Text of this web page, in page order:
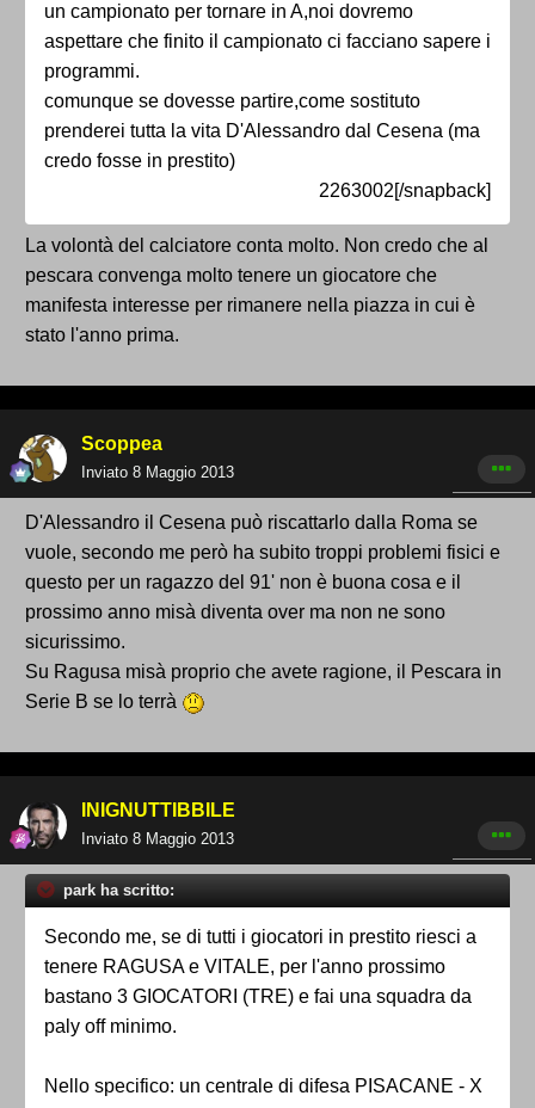
un campionato per tornare in A,noi dovremo
aspettare che finito il campionato ci facciano sapere i
programmi.
comunque se dovesse partire,come sostituto
prenderei tutta la vita D'Alessandro dal Cesena (ma
credo fosse in prestito)
2263002[/snapback]
La volontà del calciatore conta molto. Non credo che al
pescara convenga molto tenere un giocatore che
manifesta interesse per rimanere nella piazza in cui è
stato l'anno prima.
Scoppea
Inviato 8 Maggio 2013
D'Alessandro il Cesena può riscattarlo dalla Roma se
vuole, secondo me però ha subito troppi problemi fisici e
questo per un ragazzo del 91' non è buona cosa e il
prossimo anno misà diventa over ma non ne sono
sicurissimo.
Su Ragusa misà proprio che avete ragione, il Pescara in
Serie B se lo terrà
INIGNUTTIBBILE
Inviato 8 Maggio 2013
park ha scritto:
Secondo me, se di tutti i giocatori in prestito riesci a
tenere RAGUSA e VITALE, per l'anno prossimo
bastano 3 GIOCATORI (TRE) e fai una squadra da
paly off minimo.
Nello specifico: un centrale di difesa PISACANE - X